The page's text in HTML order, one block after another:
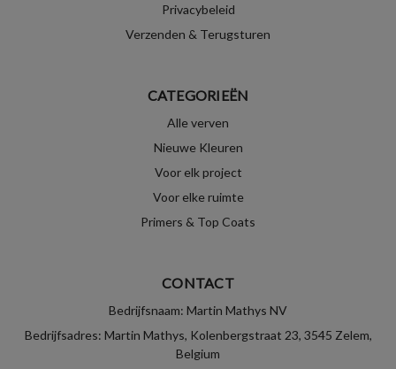
Privacybeleid
Verzenden & Terugsturen
CATEGORIEËN
Alle verven
Nieuwe Kleuren
Voor elk project
Voor elke ruimte
Primers & Top Coats
CONTACT
Bedrijfsnaam: Martin Mathys NV
Bedrijfsadres: Martin Mathys, Kolenbergstraat 23, 3545 Zelem,
Belgium